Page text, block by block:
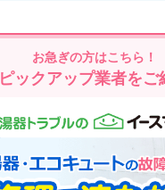
お急ぎの方はこちら！
ピックアップ業者をご